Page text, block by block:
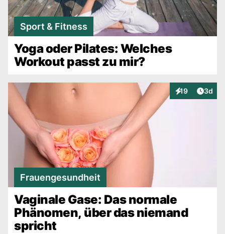
Sport & Fitness
Yoga oder Pilates: Welches
Workout passt zu mir?
19
Interaktionen
3d
Frauengesundheit
Vaginale Gase: Das normale
Phänomen, über das niemand
spricht